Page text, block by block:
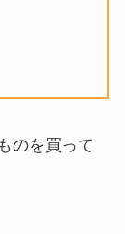
のを買って